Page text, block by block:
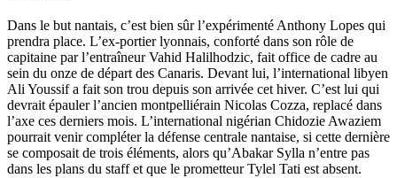
Dans le but nantais, c’est bien sûr l’expérimenté Anthony Lopes qui
prendra place. L’ex-portier lyonnais, conforté dans son rôle de
capitaine par l’entraîneur Vahid Halilhodzic, fait office de cadre au
sein du onze de départ des Canaris. Devant lui, l’international libyen
Ali Youssif a fait son trou depuis son arrivée cet hiver. C’est lui qui
devrait épauler l’ancien montpelliérain Nicolas Cozza, replacé dans
l’axe ces derniers mois. L’international nigérian Chidozie Awaziem
pourrait venir compléter la défense centrale nantaise, si cette dernière
se composait de trois éléments, alors qu’Abakar Sylla n’entre pas
dans les plans du staff et que le prometteur Tylel Tati est absent.